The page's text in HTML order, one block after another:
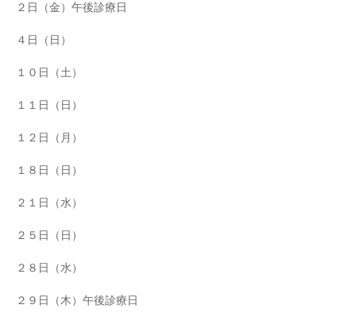
２日（金）午後診療日
４日（日）
１０日（土）
１１日（日）
１２日（月）
１８日（日）
２１日（水）
２５日（日）
２８日（水）
２９日（木）午後診療日